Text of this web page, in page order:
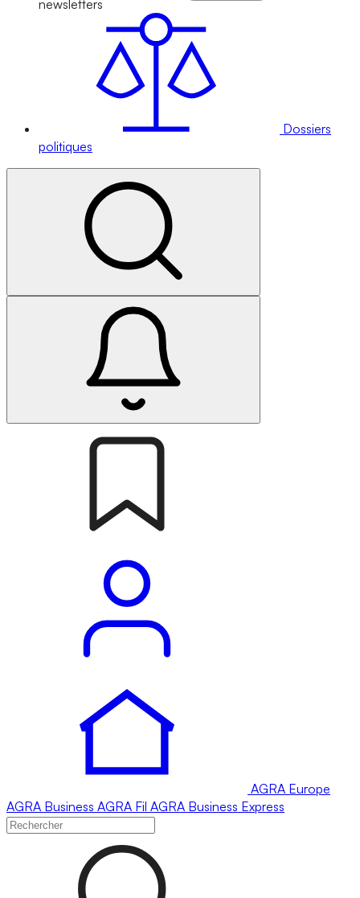
newsletters
Dossiers
politiques
AGRA Europe
AGRA Business AGRA Fil AGRA Business Express